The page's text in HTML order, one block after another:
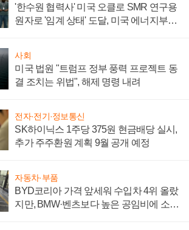
'한수원 협력사' 미국 오클로 SMR 연구용
원자로 '임계 상태' 도달, 미국 에너지부
사회
미국 법원 "트럼프 정부 풍력 프로젝트 동
결 조치는 위법", 해제 명령 내려
전자·전기·정보통신
SK하이닉스 1주당 375원 현금배당 실시,
추가 주주환원 계획 9월 공개 예정
자동차·부품
BYD코리아 가격 앞세워 수입차 4위 올랐
지만, BMW·벤츠보다 높은 공임비에 소비